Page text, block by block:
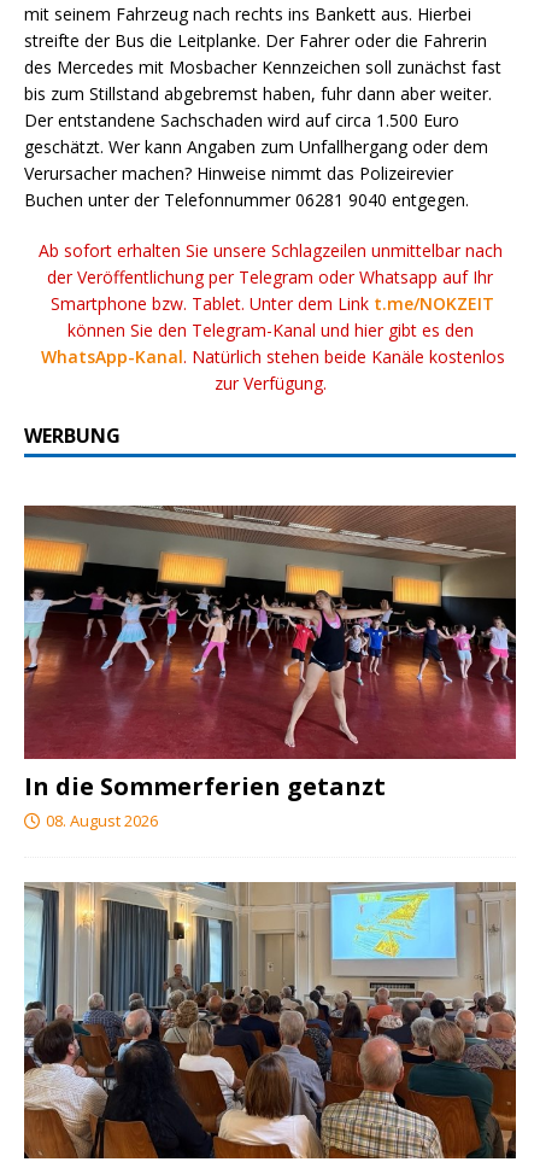
mit seinem Fahrzeug nach rechts ins Bankett aus. Hierbei
streifte der Bus die Leitplanke. Der Fahrer oder die Fahrerin
des Mercedes mit Mosbacher Kennzeichen soll zunächst fast
bis zum Stillstand abgebremst haben, fuhr dann aber weiter.
Der entstandene Sachschaden wird auf circa 1.500 Euro
geschätzt. Wer kann Angaben zum Unfallhergang oder dem
Verursacher machen? Hinweise nimmt das Polizeirevier
Buchen unter der Telefonnummer 06281 9040 entgegen.
Ab sofort erhalten Sie unsere Schlagzeilen unmittelbar nach
der Veröffentlichung per Telegram oder Whatsapp auf Ihr
Smartphone bzw. Tablet. Unter dem Link t.me/NOKZEIT
können Sie den Telegram-Kanal und hier gibt es den
WhatsApp-Kanal. Natürlich stehen beide Kanäle kostenlos
zur Verfügung.
WERBUNG
In die Sommerferien getanzt
08. August 2026